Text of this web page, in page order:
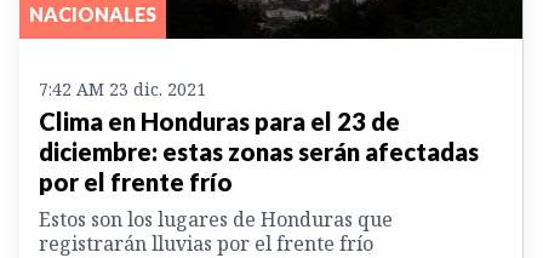
NACIONALES
7:42 AM 23 dic. 2021
Clima en Honduras para el 23 de
diciembre: estas zonas serán afectadas
por el frente frío
Estos son los lugares de Honduras que
registrarán lluvias por el frente frío